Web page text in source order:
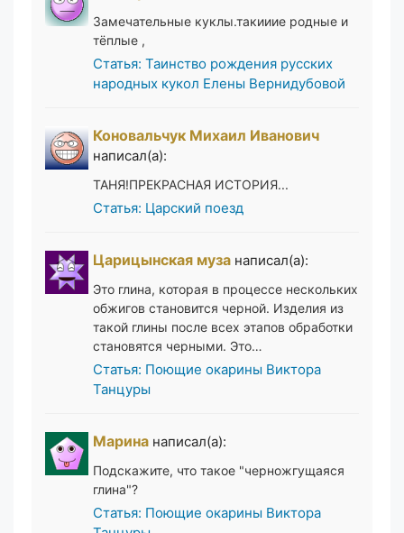
Замечательные куклы.такииие родные и
тёплые ,
Статья: Таинство рождения русских
народных кукол Елены Вернидубовой
Коновальчук Михаил Иванович
написал(а):
ТАНЯ!ПРЕКРАСНАЯ ИСТОРИЯ...
Статья: Царский поезд
Царицынская муза написал(а):
Это глина, которая в процессе нескольких
обжигов становится черной. Изделия из
такой глины после всех этапов обработки
становятся черными. Это…
Статья: Поющие окарины Виктора
Танцуры
Марина написал(а):
Подскажите, что такое "черножгущаяся
глина"?
Статья: Поющие окарины Виктора